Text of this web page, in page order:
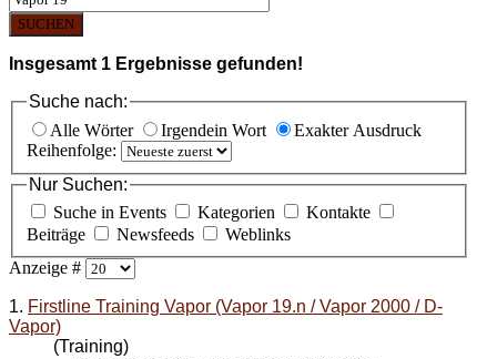
SUCHEN
Insgesamt 1 Ergebnisse gefunden!
Suche nach:
Alle Wörter
Irgendein Wort
Exakter Ausdruck
Reihenfolge:
Nur Suchen:
Suche in Events
Kategorien
Kontakte
Beiträge
Newsfeeds
Weblinks
Anzeige #
1. Firstline Training Vapor (Vapor 19.n / Vapor 2000 / D-
Vapor)
(Training)